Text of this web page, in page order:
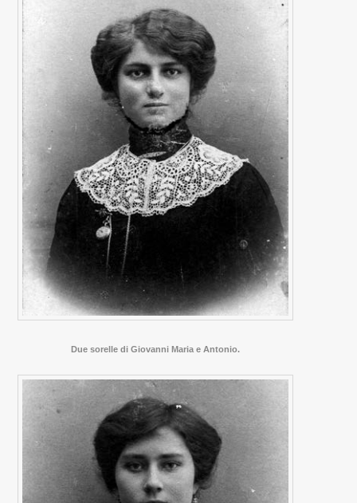
Due sorelle di Giovanni Maria e Antonio.